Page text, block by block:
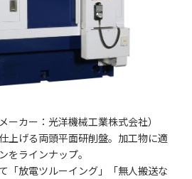
カー：光洋機械工業株式会社）
上げる両頭平面研削盤。加工物に適
をラインナップ。
「放電ツルーイング」「無人搬送な